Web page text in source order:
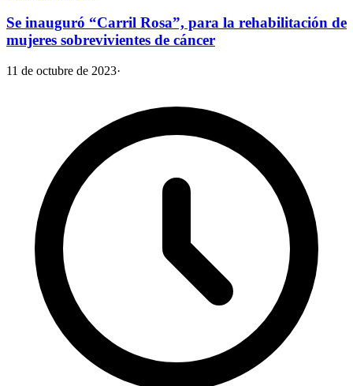
Se inauguró “Carril Rosa”, para la rehabilitación de
mujeres sobrevivientes de cáncer
11 de octubre de 2023·